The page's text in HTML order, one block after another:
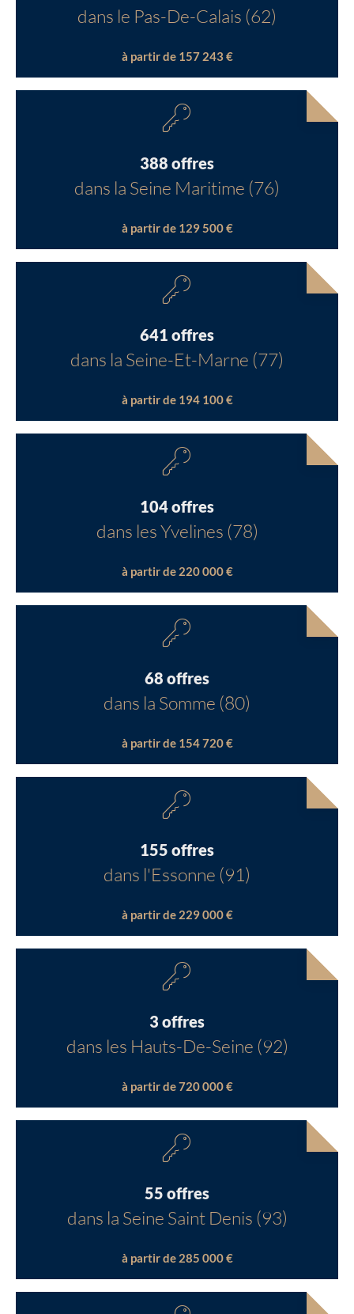
dans le Pas-De-Calais (62)
à partir de 157 243 €
388 offres
dans la Seine Maritime (76)
à partir de 129 500 €
641 offres
dans la Seine-Et-Marne (77)
à partir de 194 100 €
104 offres
dans les Yvelines (78)
à partir de 220 000 €
68 offres
dans la Somme (80)
à partir de 154 720 €
155 offres
dans l'Essonne (91)
à partir de 229 000 €
3 offres
dans les Hauts-De-Seine (92)
à partir de 720 000 €
55 offres
dans la Seine Saint Denis (93)
à partir de 285 000 €